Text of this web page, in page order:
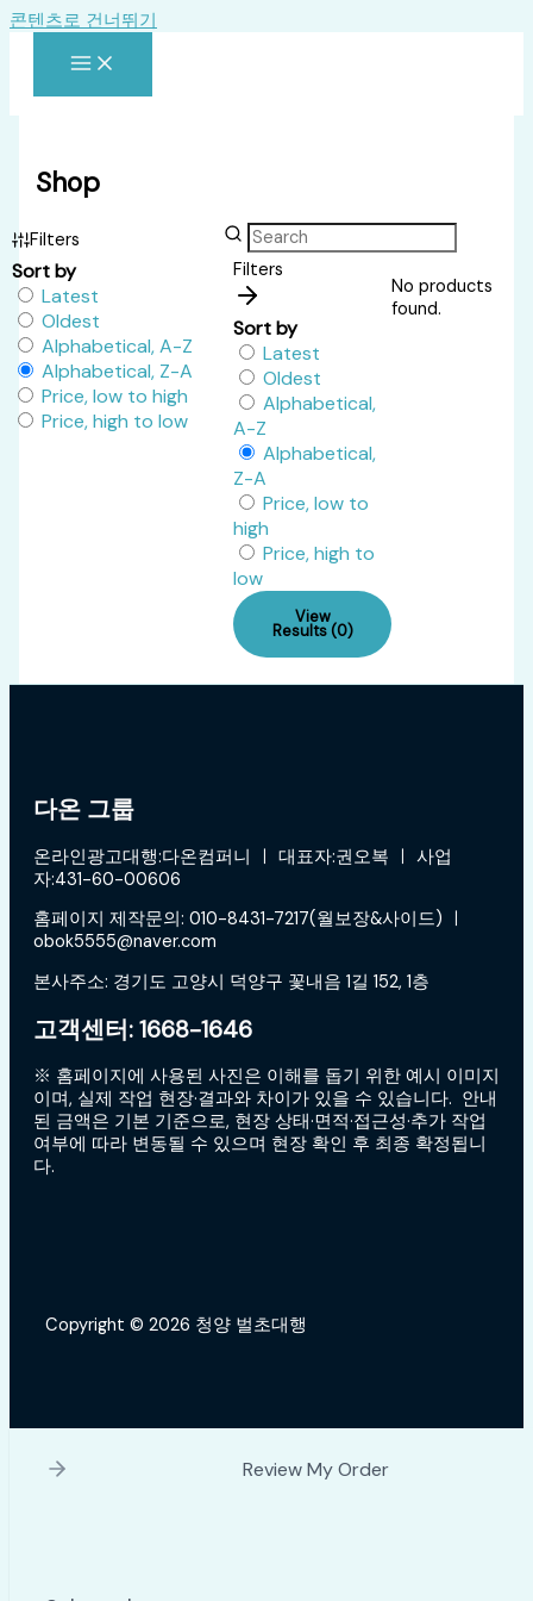
콘텐츠로 건너뛰기
Shop
Filters
Sort by
Latest
Oldest
Alphabetical, A-Z
Alphabetical, Z-A
Price, low to high
Price, high to low
Filters
Sort by
Latest
Oldest
Alphabetical,
A-Z
Alphabetical,
Z-A
Price, low to
high
Price, high to
low
View
Results (0)
No products
found.
다온 그룹
온라인광고대행:다온컴퍼니 ㅣ 대표자:권오복 ㅣ 사업
자:431-60-00606
홈페이지 제작문의: 010-8431-7217(월보장&사이드) ㅣ
obok5555@naver.com
본사주소: 경기도 고양시 덕양구 꽃내음 1길 152, 1층
고객센터: 1668-1646
※ 홈페이지에 사용된 사진은 이해를 돕기 위한 예시 이미지
이며, 실제 작업 현장·결과와 차이가 있을 수 있습니다. 안내
된 금액은 기본 기준으로, 현장 상태·면적·접근성·추가 작업
여부에 따라 변동될 수 있으며 현장 확인 후 최종 확정됩니
다.
Copyright © 2026 청양 벌초대행
Review My Order